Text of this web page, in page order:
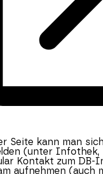
Seite kann man
(unter
Kontakt zum DB-
aufnehmen (auch